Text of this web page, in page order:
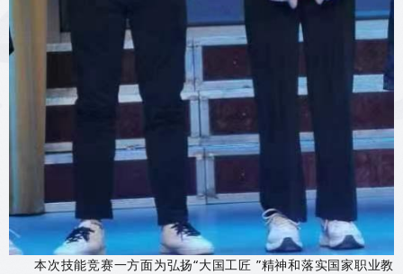
本次技能竞赛一方面为弘扬“大国工匠 ”精神和落实国家职业教